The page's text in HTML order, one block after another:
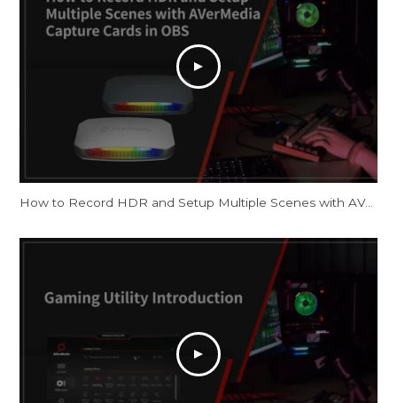
How to Record HDR and Setup Multiple Scenes with AVerMedia Capture Cards in OBS